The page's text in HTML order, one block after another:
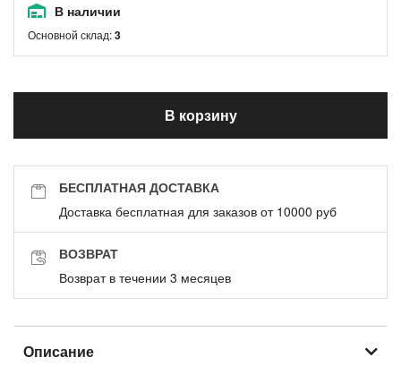
В наличии
Основной склад:3
В корзину
БЕСПЛАТНАЯ ДОСТАВКА
Доставка бесплатная для заказов от 10000 руб
ВОЗВРАТ
Возврат в течении 3 месяцев
Описание